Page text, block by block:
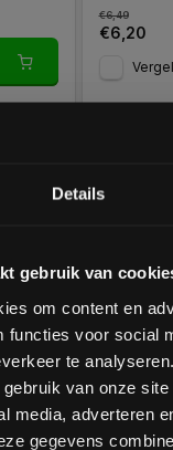
Details
gebruik van
om content en
functies voor social
te
van onze site
media, adverteren
gegevens
€6,49
€6,20
1
geleverd
korting op je
onze nieuwsbrief om
nieuwe producten,
5% korting op
aankoop! 😀